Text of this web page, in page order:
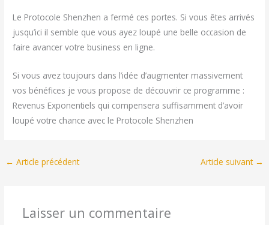
Le Protocole Shenzhen a fermé ces portes. Si vous êtes arrivés
jusqu’ici il semble que vous ayez loupé une belle occasion de
faire avancer votre business en ligne.
Si vous avez toujours dans l’idée d’augmenter massivement
vos bénéfices je vous propose de découvrir ce programme :
Revenus Exponentiels qui compensera suffisamment d’avoir
loupé votre chance avec le Protocole Shenzhen
← Article précédent Article suivant →
Laisser un commentaire